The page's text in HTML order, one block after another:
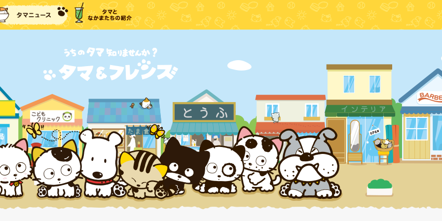
戻る タマニュース タマとなかまたちの紹介